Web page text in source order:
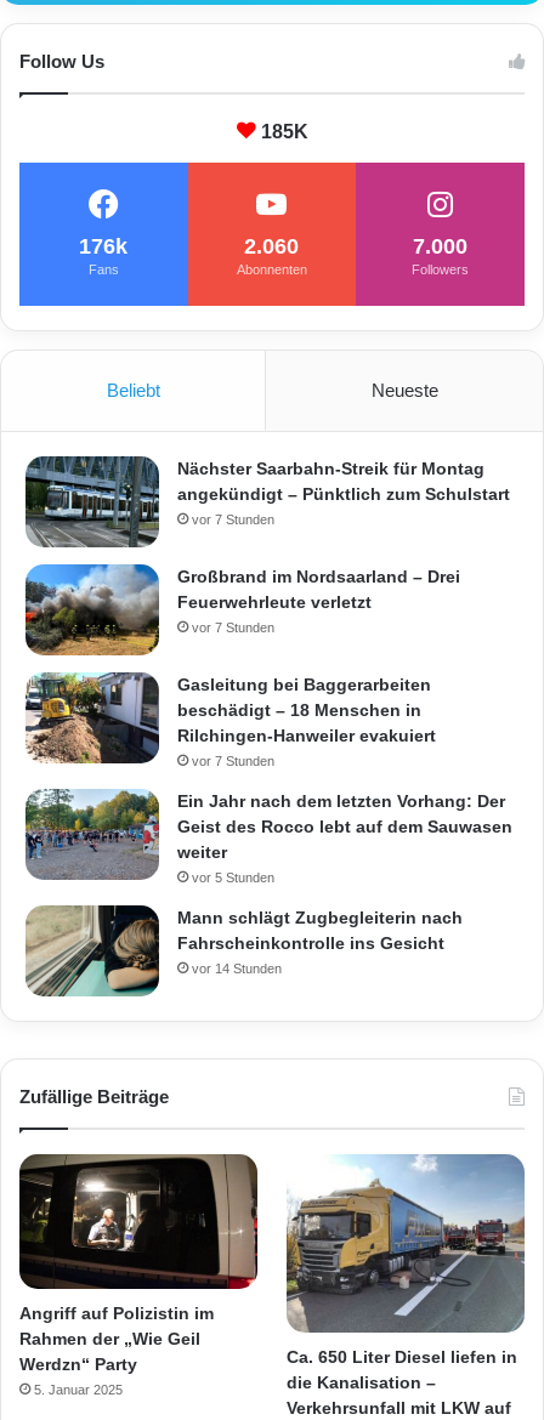
Follow Us
185K
176k
Fans
2.060
Abonnenten
7.000
Followers
Beliebt Neueste
Nächster Saarbahn-Streik für Montag
angekündigt – Pünktlich zum Schulstart
vor 7 Stunden
Großbrand im Nordsaarland – Drei
Feuerwehrleute verletzt
vor 7 Stunden
Gasleitung bei Baggerarbeiten
beschädigt – 18 Menschen in
Rilchingen-Hanweiler evakuiert
vor 7 Stunden
Ein Jahr nach dem letzten Vorhang: Der
Geist des Rocco lebt auf dem Sauwasen
weiter
vor 5 Stunden
Mann schlägt Zugbegleiterin nach
Fahrscheinkontrolle ins Gesicht
vor 14 Stunden
Zufällige Beiträge
Angriff auf Polizistin im
Rahmen der „Wie Geil
Werdzn“ Party
5. Januar 2025
Ca. 650 Liter Diesel liefen in
die Kanalisation –
Verkehrsunfall mit LKW auf